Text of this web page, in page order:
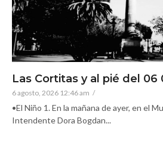
Las Cortitas y al pié del 06
6 agosto, 2026 12:46 am /
•El Niño 1. En la mañana de ayer, en el
Intendente Dora Bogdan...